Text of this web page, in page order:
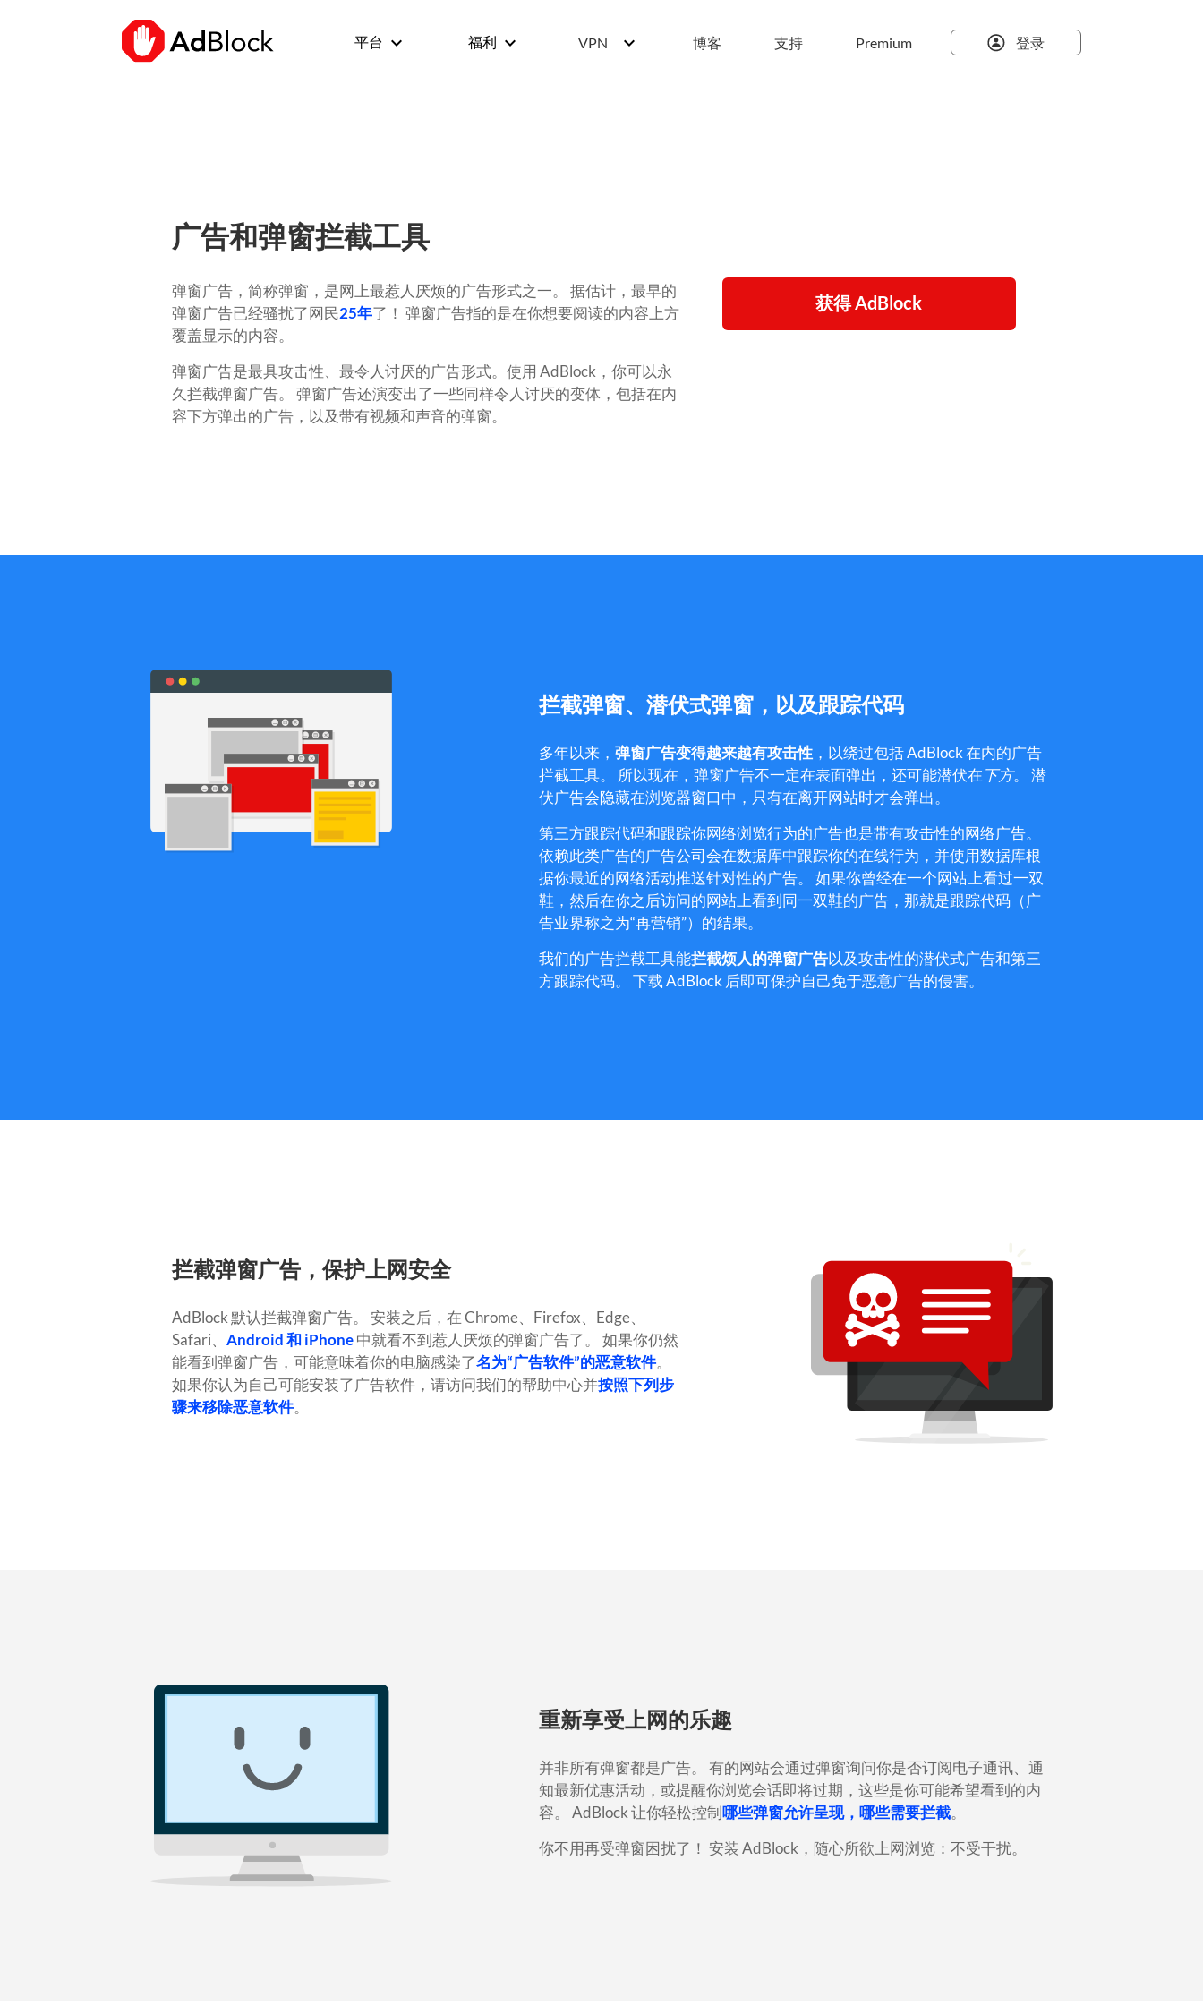
平台 keyboard_arrow_down 福利 keyboard_arrow_down VPN keyboard_arrow_down 博客 支持 Premium 登录
广告和弹窗拦截工具
弹窗广告，简称弹窗，是网上最惹人厌烦的广告形式之一。
据估计，最早的
弹窗广告已经骚扰了网民25年了！ 弹窗广告指的是在你想要阅读的内容上方
覆盖显示的内容。
弹窗广告是最具攻击性、最令人讨厌的广告形式。使用 AdBlock，你可以永
久拦截弹窗广告。
弹窗广告还演变出了一些同样令人讨厌的变体，包括在内
容下方弹出的广告，以及带有视频和声音的弹窗。
获得 AdBlock
拦截弹窗、潜伏式弹窗，以及跟踪代码
多年以来，弹窗广告变得越来越有攻击性 ，以绕过包括 AdBlock 在内的广告
拦截工具。
所以现在，弹窗广告不一定在表面弹出，还可能潜伏在下方。
潜
伏广告会隐藏在浏览器窗口中，只有在离开网站时才会弹出。
第三方跟踪代码和跟踪你网络浏览行为的广告也是带有攻击性的网络广告。
依赖此类广告的广告公司会在数据库中跟踪你的在线行为，并使用数据库根
据你最近的网络活动推送针对性的广告。
如果你曾经在一个网站上看过一双
鞋，然后在你之后访问的网站上看到同一双鞋的广告，那就是跟踪代码（广
告业界称之为“再营销”）的结果。
我们的广告拦截工具能拦截烦人的弹窗广告以及攻击性的潜伏式广告和第三
方跟踪代码。
下载 AdBlock 后即可保护自己免于恶意广告的侵害。
拦截弹窗广告，保护上网安全
AdBlock 默认拦截弹窗广告。
安装之后，在 Chrome、Firefox、Edge、
Safari、Android 和 iPhone中就看不到惹人厌烦的弹窗广告了。
如果你仍然
能看到弹窗广告，可能意味着你的电脑感染了名为“广告软件”的恶意软件。
如果你认为自己可能安装了广告软件，请访问我们的帮助中心并按照下列步
骤来移除恶意软件。
重新享受上网的乐趣
并非所有弹窗都是广告。
有的网站会通过弹窗询问你是否订阅电子通讯、通
知最新优惠活动，或提醒你浏览会话即将过期，这些是你可能希望看到的内
容。
AdBlock 让你轻松控制哪些弹窗允许呈现，哪些需要拦截。
你不用再受弹窗困扰了！ 安装 AdBlock，随心所欲上网浏览：不受干扰。